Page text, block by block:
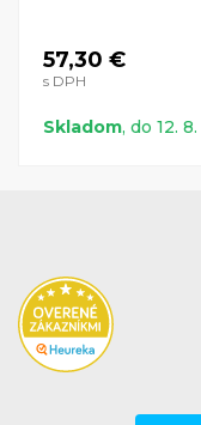
57,30 €
s DPH
Skladom, do 12.